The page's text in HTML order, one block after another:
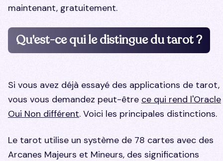
maintenant, gratuitement.
Qu'est-ce qui le distingue du tarot ?
Si vous avez déjà essayé des applications de tarot,
vous vous demandez peut-être ce qui rend l'Oracle
Oui Non différent. Voici les principales distinctions.
Le tarot utilise un système de 78 cartes avec des
Arcanes Majeurs et Mineurs, des significations